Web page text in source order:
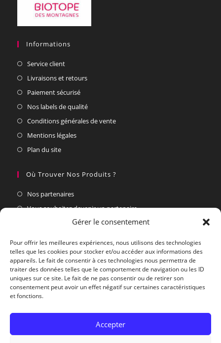
Gérer le consentement
Pour offrir les meilleures expériences, nous utilisons des technologies
telles que les cookies pour stocker et/ou accéder aux informations des
appareils. Le fait de consentir à ces technologies nous permettra de
traiter des données telles que le comportement de navigation ou les ID
uniques sur ce site. Le fait de ne pas consentir ou de retirer son
consentement peut avoir un effet négatif sur certaines caractéristiques
et fonctions.
Accepter
Informations
Service client
Livraisons et retours
Paiement sécurisé
Nos labels de qualité
Conditions générales de vente
Mentions légales
Plan du site
Où Trouver Nos Produits ?
Nos partenaires
Vous souhaitez devenir un partenaire
Par courrier :
Village Actif, 30460 Soudorgues
Par téléphone :
04.66.85.44.59
Par E-mail :
contact@biotopedesmontagnes.fr